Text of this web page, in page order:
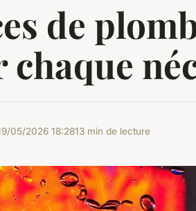
de
05/2026 18:2813 min de lecture